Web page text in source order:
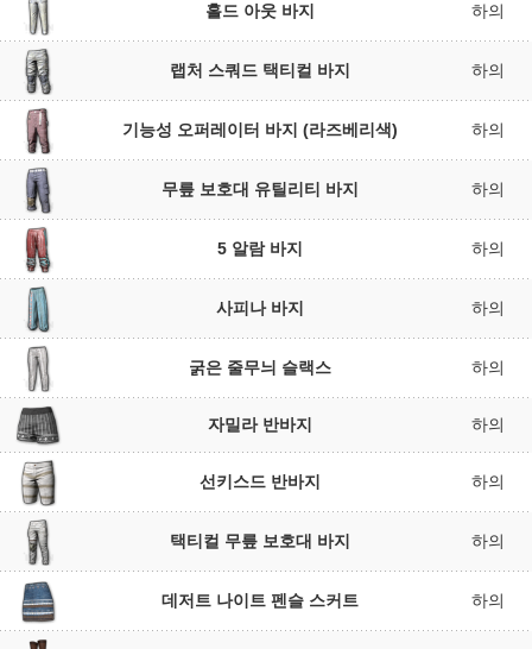
홀드 아웃 바지 하의
랩처 스쿼드 택티컬 바지 하의
기능성 오퍼레이터 바지 (라즈베리색) 하의
무릎 보호대 유틸리티 바지 하의
5 알람 바지 하의
사피나 바지 하의
굵은 줄무늬 슬랙스 하의
자밀라 반바지 하의
선키스드 반바지 하의
택티컬 무릎 보호대 바지 하의
데저트 나이트 펜슬 스커트 하의